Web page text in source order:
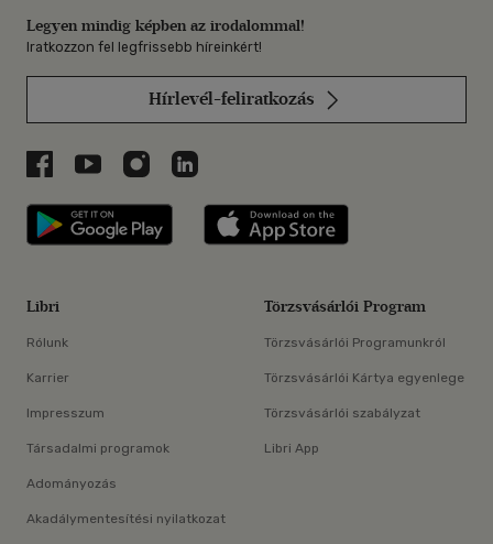
Legyen mindig képben az irodalommal!
Iratkozzon fel legfrissebb híreinkért!
Hírlevél-feliratkozás
Libri a Facebookon
Libri a Youtube-on
Libri az Instagramon
Libri a LinkedInen
Libri applikáció Szerezd meg: Google
Libri
Rólunk
Karrier
Impresszum
Társadalmi programok
Adományozás
Akadálymentesítési nyilatkozat
Törzsvásárlói Program
Törzsvásárlói Programunkról
Törzsvásárlói Kártya egyenlege
Törzsvásárlói szabályzat
Libri App